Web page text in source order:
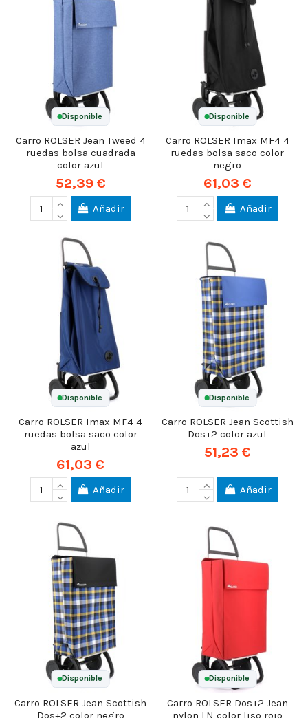
Disponible
Carro ROLSER Jean Tweed 4
ruedas bolsa cuadrada
color azul
52,39 €
Añadir
Disponible
Carro ROLSER Imax MF4 4
ruedas bolsa saco color
negro
61,03 €
Añadir
Disponible
Carro ROLSER Imax MF4 4
ruedas bolsa saco color
azul
61,03 €
Añadir
Disponible
Carro ROLSER Jean Scottish
Dos+2 color azul
51,23 €
Añadir
Disponible
Carro ROLSER Jean Scottish
Dos+2 color negro
Disponible
Carro ROLSER Dos+2 Jean
nylon LN color liso rojo